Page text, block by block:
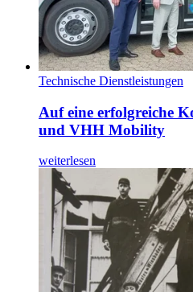
Technische Dienstleistungen
Auf eine erfolgreiche
und VHH Mobility
weiterlesen